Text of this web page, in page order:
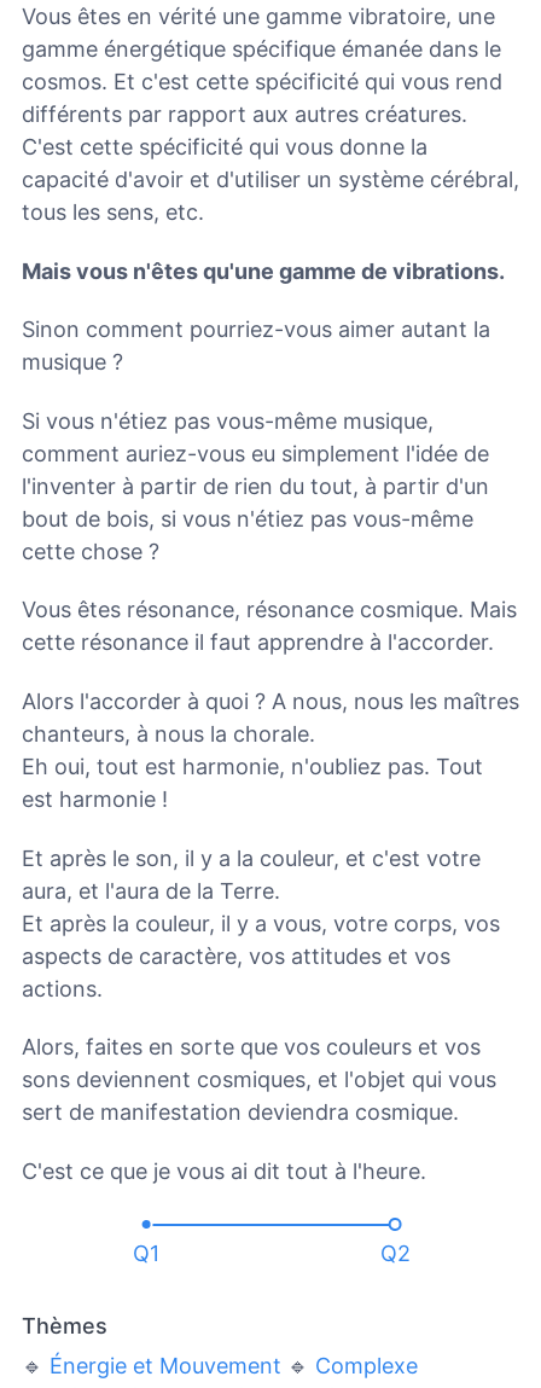
Vous êtes en vérité une gamme vibratoire, une
gamme énergétique spécifique émanée dans le
cosmos. Et c'est cette spécificité qui vous rend
différents par rapport aux autres créatures.
C'est cette spécificité qui vous donne la
capacité d'avoir et d'utiliser un système cérébral,
tous les sens, etc.
Mais vous n'êtes qu'une gamme de vibrations.
Sinon comment pourriez-vous aimer autant la
musique ?
Si vous n'étiez pas vous-même musique,
comment auriez-vous eu simplement l'idée de
l'inventer à partir de rien du tout, à partir d'un
bout de bois, si vous n'étiez pas vous-même
cette chose ?
Vous êtes résonance, résonance cosmique. Mais
cette résonance il faut apprendre à l'accorder.
Alors l'accorder à quoi ? A nous, nous les maîtres
chanteurs, à nous la chorale.
Eh oui, tout est harmonie, n'oubliez pas. Tout
est harmonie !
Et après le son, il y a la couleur, et c'est votre
aura, et l'aura de la Terre.
Et après la couleur, il y a vous, votre corps, vos
aspects de caractère, vos attitudes et vos
actions.
Alors, faites en sorte que vos couleurs et vos
sons deviennent cosmiques, et l'objet qui vous
sert de manifestation deviendra cosmique.
C'est ce que je vous ai dit tout à l'heure.
Q1 Q2
Thèmes
🔹 Énergie et Mouvement 🔹 Complexe